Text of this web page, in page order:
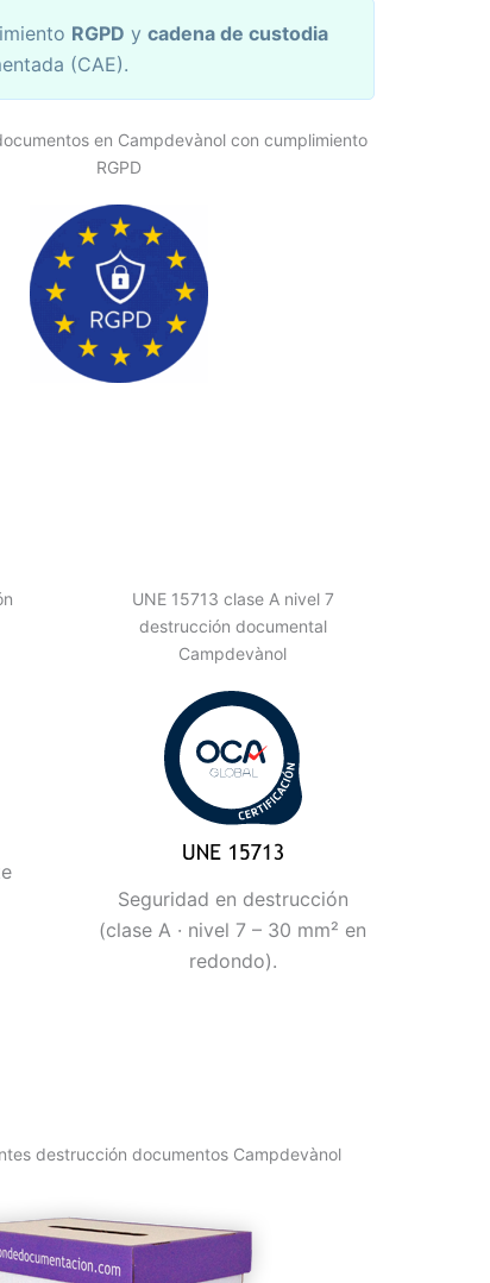
RGPD y cadena de custodia
(CAE).
en Campdevànol con cumplimiento
RGPD
UNE 15713 clase A nivel 7
destrucción documental
Campdevànol
Seguridad en destrucción
(clase A · nivel 7 – 30 mm² en
redondo).
destrucción documentos Campdevànol